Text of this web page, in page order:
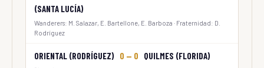
(SANTA LUCÍA)
Wanderers: M. Salazar, E. Bartellone, E. Barboza · Fraternidad: D.
Rodríguez
ORIENTAL (RODRÍGUEZ) 0 — 0 QUILMES (FLORIDA)